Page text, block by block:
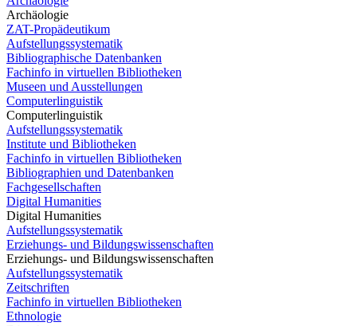
Archäologie
ZAT-Propädeutikum
Aufstellungssystematik
Bibliographische Datenbanken
Fachinfo in virtuellen Bibliotheken
Museen und Ausstellungen
Computerlinguistik
Computerlinguistik
Aufstellungssystematik
Institute und Bibliotheken
Fachinfo in virtuellen Bibliotheken
Bibliographien und Datenbanken
Fachgesellschaften
Digital Humanities
Digital Humanities
Aufstellungssystematik
Erziehungs- und Bildungswissenschaften
Erziehungs- und Bildungswissenschaften
Aufstellungssystematik
Zeitschriften
Fachinfo in virtuellen Bibliotheken
Ethnologie